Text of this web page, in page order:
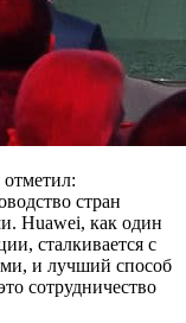
стран
Huawei, как один
сталкивается с
и лучший способ
сотрудничество